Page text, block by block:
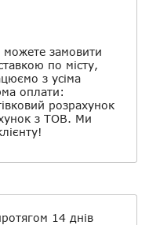
замовити
по місту,
з усіма
оплати:
розрахунок
з ТОВ. Ми
14 днів